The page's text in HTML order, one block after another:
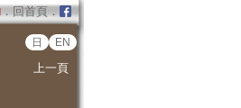
．回首頁．
日 EN
上一頁